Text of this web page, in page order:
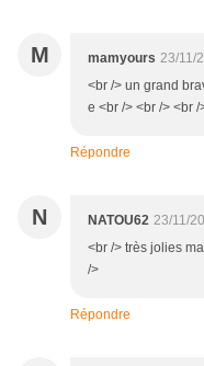
M mamyours 23/11/
<br /> un grand
e <br /> <br /> <br
Répondre
N NATOU62 23/11/
<br /> très jolies
/>
Répondre